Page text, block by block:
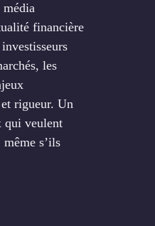
média
financière
les
rigueur. Un
qui veulent
s’ils